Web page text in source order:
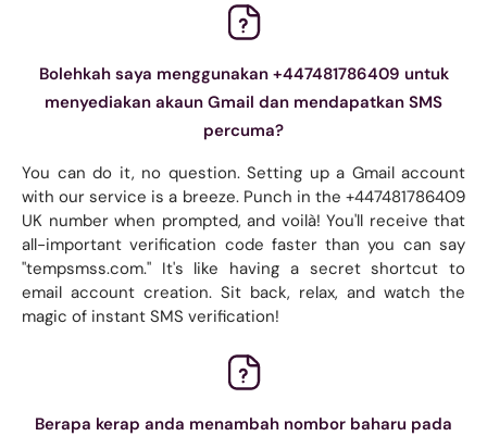
Bolehkah saya menggunakan +447481786409 untuk
menyediakan akaun Gmail dan mendapatkan SMS
percuma?
You can do it, no question. Setting up a Gmail account
with our service is a breeze. Punch in the +447481786409
UK number when prompted, and voilà! You'll receive that
all-important verification code faster than you can say
"tempsmss.com." It's like having a secret shortcut to
email account creation. Sit back, relax, and watch the
magic of instant SMS verification!
Berapa kerap anda menambah nombor baharu pada